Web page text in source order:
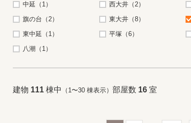
中延（1）
西大井（2）
旗の台（2）
東大井（8）
東中延（1）
平塚（6）
八潮（1）
建物 111 棟中 （1〜30 棟表示） 部屋数 16 室